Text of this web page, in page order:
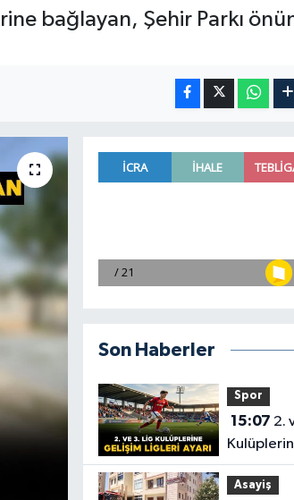
bağlayan, Şehir Parkı
Son Haberler
Spor
15:07
Ligleri
Asayiş